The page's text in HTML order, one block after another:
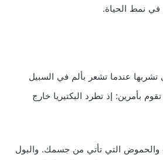
في نمط الحياة.
تشربها عندما تشعر بألم في السبيل
بأمرين: إذ تطرد البكتيريا خارج
والحموض التي تأتي من جسمك. والبول